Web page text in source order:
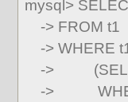
mysql>
-> FROM t1
-> WHERE
->
->